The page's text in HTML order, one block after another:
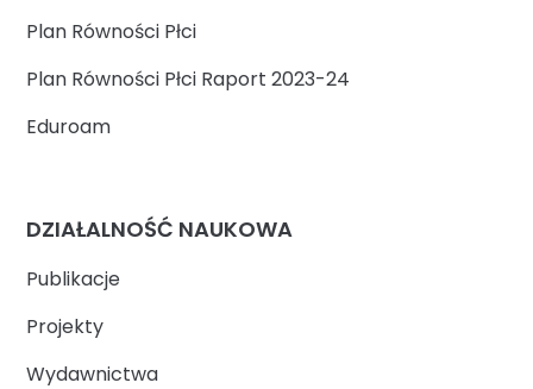
Plan Równości Płci
Plan Równości Płci Raport 2023-24
Eduroam
DZIAŁALNOŚĆ NAUKOWA
Publikacje
Projekty
Wydawnictwa